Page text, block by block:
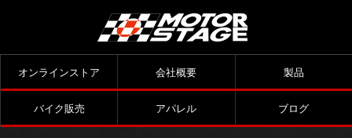
オンラインストア 会社概要 製品
バイク販売 アパレル ブログ